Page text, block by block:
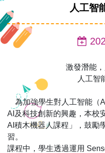
人工智
激發潛能
人工智
為加強學生對人工智能（
AI及科技創新的興趣，本校
AI積木機器人課程」，鼓勵
習。
課程中，學生透過運用